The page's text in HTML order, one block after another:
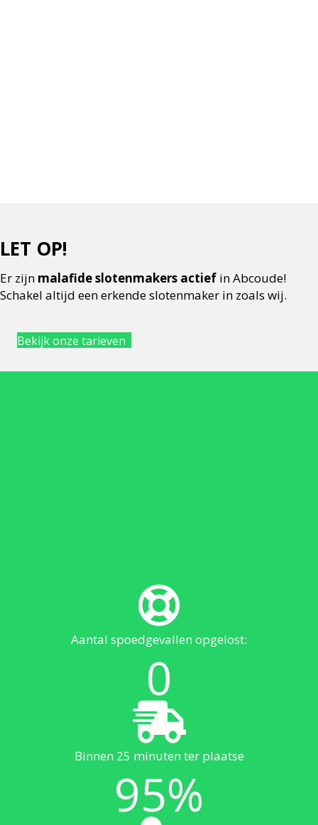
LET OP!
Er zijn malafide slotenmakers actief in Abcoude!
Schakel altijd een erkende slotenmaker in zoals wij.
Bekijk onze tarieven
Aantal spoedgevallen opgelost:
0
Binnen 25 minuten ter plaatse
95%